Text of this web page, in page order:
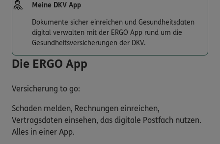
Meine DKV App
Dokumente sicher einreichen und Gesundheitsdaten
digital verwalten mit der ERGO App rund um die
Gesundheitsversicherungen der DKV.
Die ERGO App
Versicherung to go:
Schaden melden, Rechnungen einreichen,
Vertragsdaten einsehen, das digitale Postfach nutzen.
Alles in einer App.